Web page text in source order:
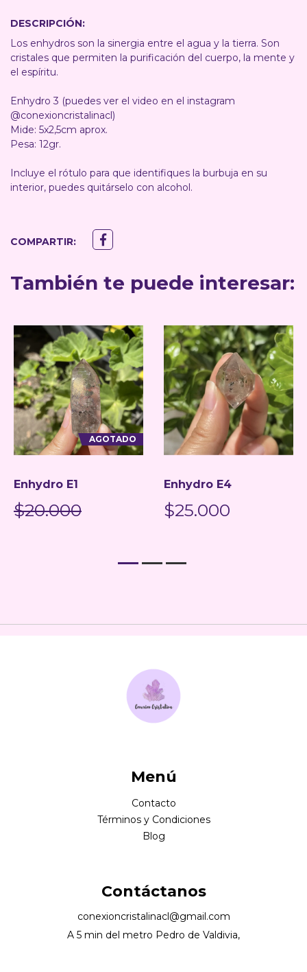
DESCRIPCIÓN:
Los enhydros son la sinergia entre el agua y la tierra. Son
cristales que permiten la purificación del cuerpo, la mente y
el espíritu.
Enhydro 3 (puedes ver el video en el instagram
@conexioncristalinacl)
Mide: 5x2,5cm aprox.
Pesa: 12gr.
Incluye el rótulo para que identifiques la burbuja en su
interior, puedes quitárselo con alcohol.
COMPARTIR:
También te puede interesar:
AGOTADO
Enhydro E1
$20.000
Enhydro E4
$25.000
Menú
Contacto
Términos y Condiciones
Blog
Contáctanos
conexioncristalinacl@gmail.com
A 5 min del metro Pedro de Valdivia,